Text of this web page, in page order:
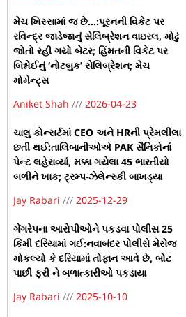
મેચ ખિસ્સામાં જ છે…:પૂરનની વિકેટ પર
રવિન્દ્ર જાડેજાનું સેલિબ્રેશન વાઇરલ, મોઢું
જોતો રહી ગયો બેટર; હિંમતની વિકેટ પર
બિશ્નોઈનું ‘નોટબુક’ સેલિબ્રેશન; મેચ
મોમેન્ટ્સ
Aniket Shah
2026-04-23
ચાલુ કોન્સર્ટમાં CEO અને HRની પ્રેમલીલા
છતી થઈ:તાલિબાનીઓએ PAK સૈનિકોનાં
પેન્ટ લહેરાવ્યાં, મક્કા ગયેલા 45 ભારતીયો
બળીને ખાક; ટ્રમ્પ-ઝેલેન્સ્કી બાખડ્યા
Jay Rabari
2025-12-29
ગેંગરેપના આરોપીઓને પકડવા પોલીસ 25
કિમી દરિયામાં ગઈ:નવાબંદર પોલીસે મેસેજ
મોકલ્યો કે દરિયામાં તોફાન આવે છે, બોટ
પાછી ફરી ને બળાત્કારીઓ પકડાયા
Jay Rabari
2025-10-10